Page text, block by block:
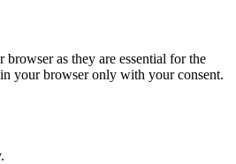
as they are essential for the
your browser only with your consent.